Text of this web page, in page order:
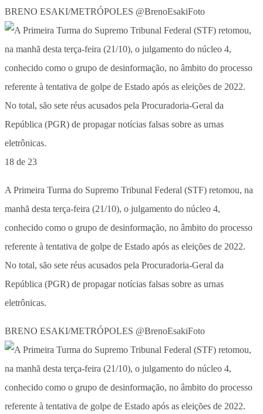
BRENO ESAKI/METRÓPOLES @BrenoEsakiFoto
18 de 23
A Primeira Turma do Supremo Tribunal Federal (STF) retomou, na
manhã desta terça-feira (21/10), o julgamento do núcleo 4,
conhecido como o grupo de desinformação, no âmbito do processo
referente à tentativa de golpe de Estado após as eleições de 2022.
No total, são sete réus acusados pela Procuradoria-Geral da
República (PGR) de propagar notícias falsas sobre as urnas
eletrônicas.
BRENO ESAKI/METRÓPOLES @BrenoEsakiFoto